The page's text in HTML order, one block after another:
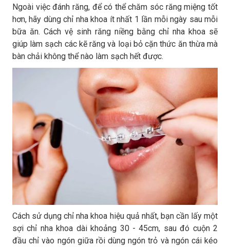
Ngoài việc đánh răng, để có thể chăm sóc răng miệng tốt
hơn, hãy dùng chỉ nha khoa ít nhất 1 lần mỗi ngày sau mỗi
bữa ăn. Cách vệ sinh răng niềng bằng chỉ nha khoa sẽ
giúp làm sạch các kẽ răng và loại bỏ cặn thức ăn thừa mà
bàn chải không thể nào làm sạch hết được.
Cách sử dụng chỉ nha khoa hiệu quả nhất, bạn cần lấy một
sợi chỉ nha khoa dài khoảng 30 - 45cm, sau đó cuộn 2
đầu chỉ vào ngón giữa rồi dùng ngón trỏ và ngón cái kéo